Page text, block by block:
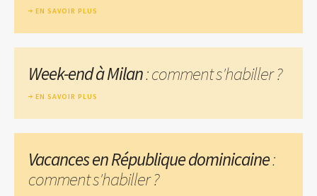
EN SAVOIR PLUS
Week-end à Milan: comment s'habiller ?
EN SAVOIR PLUS
Vacances en République dominicaine:
comment s'habiller ?